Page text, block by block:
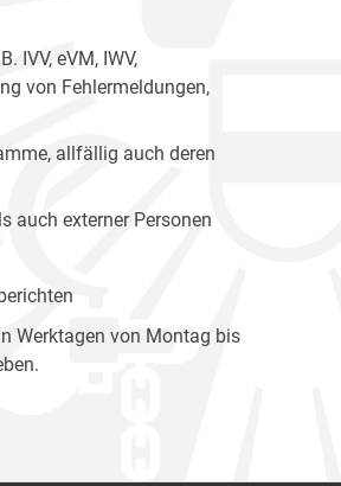
IVV, eVM, IWV,
von Fehlermeldungen,
allfällig auch deren
auch externer Personen
Werktagen von Montag bis